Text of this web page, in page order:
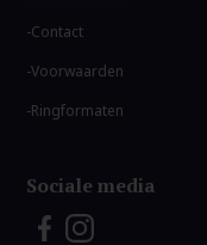
Contact
Voorwaarden
Ringformaten
Sociale media